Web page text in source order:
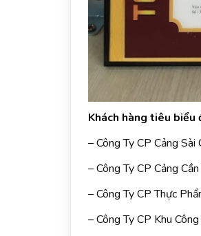
Khách hàng tiêu
– Công Ty CP Cảng Sài
– Công Ty CP Cảng
– Công Ty CP Thực
– Công Ty CP Khu